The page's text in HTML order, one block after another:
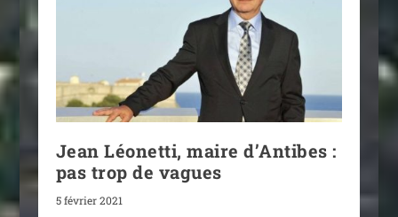
Jean Léonetti, maire d’Antibes :
pas trop de vagues
5 février 2021